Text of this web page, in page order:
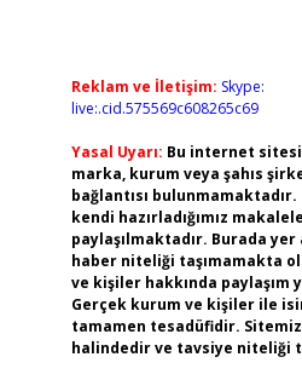
Reklam ve İletişim: Skype:
live:.cid.575569c608265c69
Yasal Uyarı: Bu internet
marka, kurum veya şahıs
bağlantısı bulunmamaktadır.
kendi hazırladığımız
paylaşılmaktadır. Burada
haber niteliği taşımamakta
ve kişiler hakkında paylaşım
Gerçek kurum ve kişiler ile
tamamen tesadüfidir.
halindedir ve tavsiye niteliği